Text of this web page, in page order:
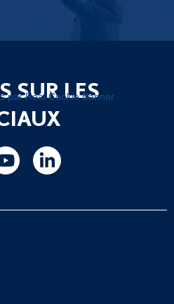
SUR LES
par Real Cookie Banner